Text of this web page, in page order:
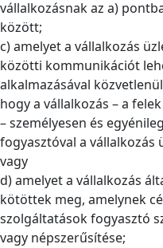
vállalkozásnak az a)
között;
c) amelyet a vállalkozás
közötti kommunikációt
alkalmazásával
hogy a vállalkozás – a
– személyesen és
fogyasztóval a vállalkozás
vagy
d) amelyet a vállalkozás
kötöttek meg, amelynek
szolgáltatások fogyasztó
vagy népszerűsítése;